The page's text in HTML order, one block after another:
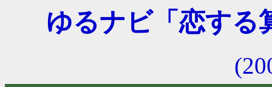
ゆるナビ「恋する